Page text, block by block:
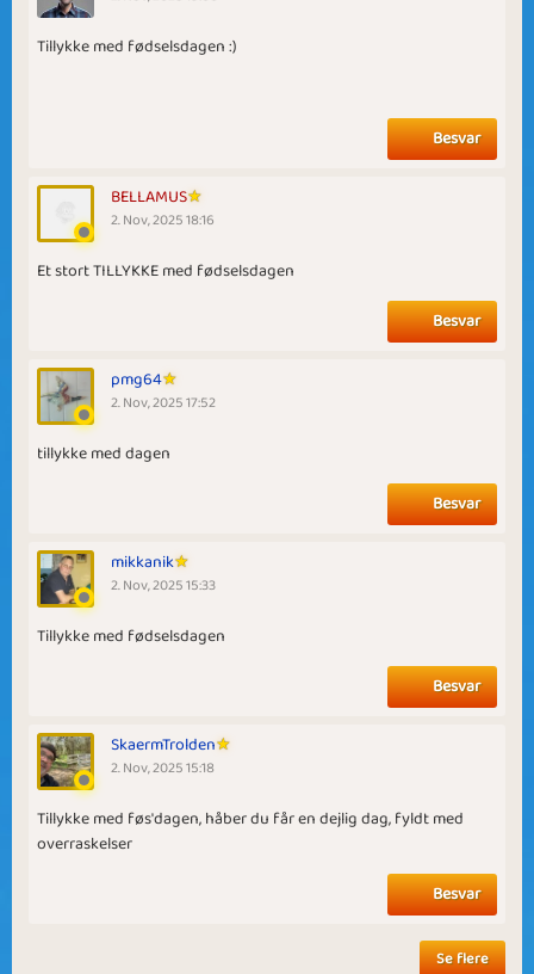
Tillykke med fødselsdagen :)
Besvar
BELLAMUS
2. Nov, 2025 18:16
Et stort TILLYKKE med fødselsdagen
Besvar
pmg64
2. Nov, 2025 17:52
tillykke med dagen
Besvar
mikkanik
2. Nov, 2025 15:33
Tillykke med fødselsdagen
Besvar
SkaermTrolden
2. Nov, 2025 15:18
Tillykke med føs'dagen, håber du får en dejlig dag, fyldt med
overraskelser
Besvar
Se flere